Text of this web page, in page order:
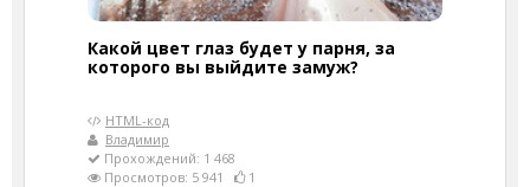
Какой цвет глаз будет у парня, за
которого вы выйдите замуж?
HTML-код
Владимир
Прохождений: 1 468
Просмотров: 5 941
1